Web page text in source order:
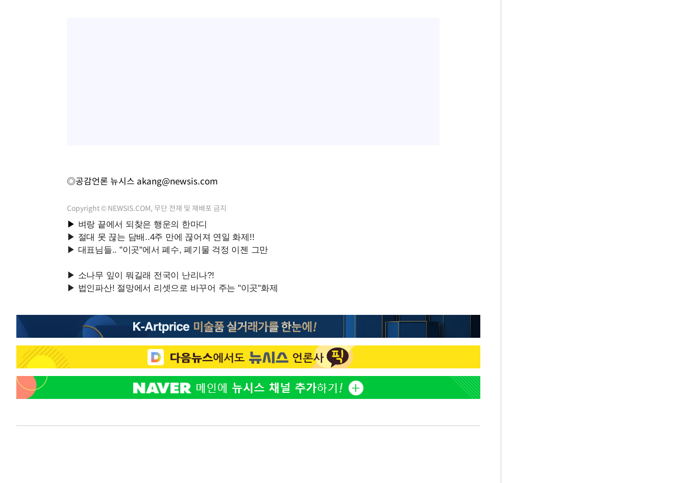
◎공감언론 뉴시스 akang@newsis.com
Copyright © NEWSIS.COM, 무단 전재 및 재배포 금지